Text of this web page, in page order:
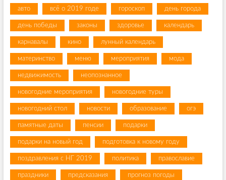
авто всё о 2019 годе гороскоп день города
день победы законы здоровье календарь
карнавалы кино лунный календарь
материнство меню мероприятия мода
недвижимость неопознанное
новогодние мероприятия новогодние туры
новогодний стол новости образование огэ
памятные даты пенсии подарки
подарки на новый год подготовка к новому году
поздравления с НГ 2019 политика православие
праздники предсказания прогноз погоды